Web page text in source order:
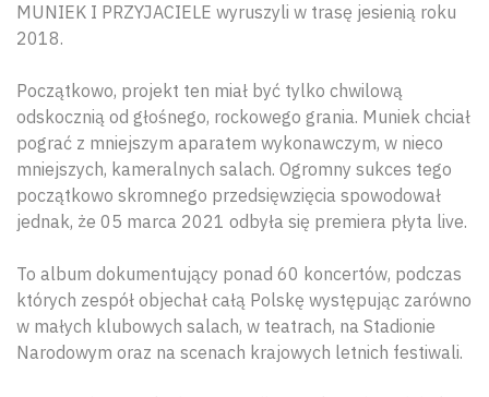
MUNIEK I PRZYJACIELE wyruszyli w trasę jesienią roku
2018.
Początkowo, projekt ten miał być tylko chwilową
odskocznią od głośnego, rockowego grania. Muniek chciał
pograć z mniejszym aparatem wykonawczym, w nieco
mniejszych, kameralnych salach. Ogromny sukces tego
początkowo skromnego przedsięwzięcia spowodował
jednak, że 05 marca 2021 odbyła się premiera płyta live.
To album dokumentujący ponad 60 koncertów, podczas
których zespół objechał całą Polskę występując zarówno
w małych klubowych salach, w teatrach, na Stadionie
Narodowym oraz na scenach krajowych letnich festiwali.